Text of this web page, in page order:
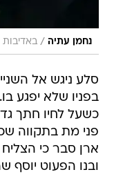
נחמן עתיה /
סלע ניגש אל
בפניו שלא יפגע
כשעל לחיו חתך
פני מת בתקווה
ארן סבר כי
ובנו הפעוט יוסף